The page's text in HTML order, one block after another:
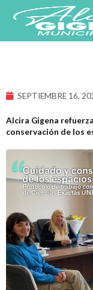
contenido
SEPTIEMBRE 16,
Alcira Gigena
conservación de los